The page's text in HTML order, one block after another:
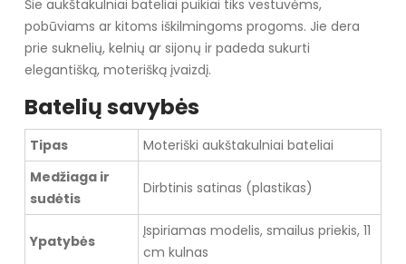
Šie aukštakulniai bateliai puikiai tiks vestuvėms,
pobūviams ar kitoms iškilmingoms progoms. Jie dera
prie suknelių, kelnių ar sijonų ir padeda sukurti
elegantišką, moterišką įvaizdį.
Batelių savybės
Tipas
Moteriški aukštakulniai bateliai
Medžiaga ir
sudėtis
Dirbtinis satinas (plastikas)
Ypatybės
Įspiriamas modelis, smailus priekis, 11
cm kulnas